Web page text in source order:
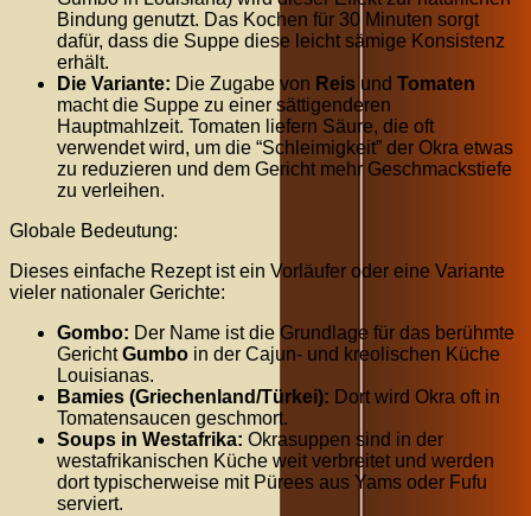
Bindung genutzt. Das Kochen für 30 Minuten sorgt
dafür, dass die Suppe diese leicht sämige Konsistenz
erhält.
Die Variante: Die Zugabe von Reis und Tomaten
macht die Suppe zu einer sättigenderen
Hauptmahlzeit. Tomaten liefern Säure, die oft
verwendet wird, um die “Schleimigkeit” der Okra etwas
zu reduzieren und dem Gericht mehr Geschmackstiefe
zu verleihen.
Globale Bedeutung:
Dieses einfache Rezept ist ein Vorläufer oder eine Variante
vieler nationaler Gerichte:
Gombo: Der Name ist die Grundlage für das berühmte
GerichtGumbo in der Cajun- und kreolischen Küche
Louisianas.
Bamies (Griechenland/Türkei): Dort wird Okra oft in
Tomatensaucen geschmort.
Soups in Westafrika: Okrasuppen sind in der
westafrikanischen Küche weit verbreitet und werden
dort typischerweise mit Pürees aus Yams oder Fufu
serviert.